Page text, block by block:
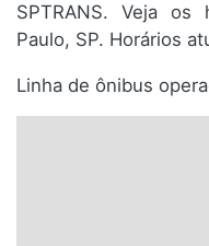
Paraná
SPTRANS. Veja
Paulo, SP. Horários
Linha de ônibus